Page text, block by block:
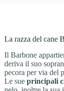
La razza del cane
Il Barbone
deriva il suo
pecora per via del
Le sue principali